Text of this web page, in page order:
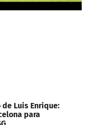
Luis Enrique:
para